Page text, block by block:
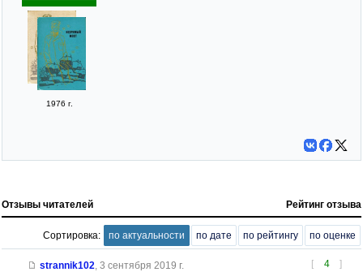
1976 г.
Отзывы читателей Рейтинг отзыва
Сортировка: по актуальности по дате по рейтингу по оценке
[ 4 ]
strannik102 3 сентября 2019 г.